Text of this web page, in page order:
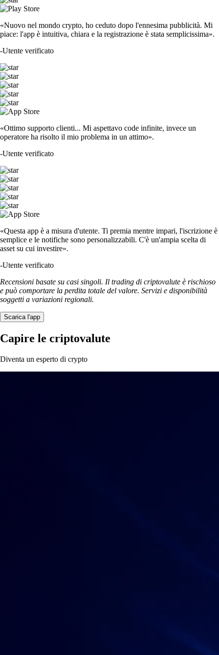
«Nuovo nel mondo crypto, ho ceduto dopo l'ennesima pubblicità. Mi
piace: l'app è intuitiva, chiara e la registrazione è stata semplicissima».
-Utente verificato
«Ottimo supporto clienti... Mi aspettavo code infinite, invece un
operatore ha risolto il mio problema in un attimo».
-Utente verificato
«Questa app è a misura d'utente. Ti premia mentre impari, l'iscrizione è
semplice e le notifiche sono personalizzabili. C'è un'ampia scelta di
asset su cui investire».
-Utente verificato
Recensioni basate su casi singoli. Il trading di criptovalute è rischioso
e può comportare la perdita totale del valore. Servizi e disponibilità
soggetti a variazioni regionali.
Scarica l'app
Capire le criptovalute
Diventa un esperto di crypto